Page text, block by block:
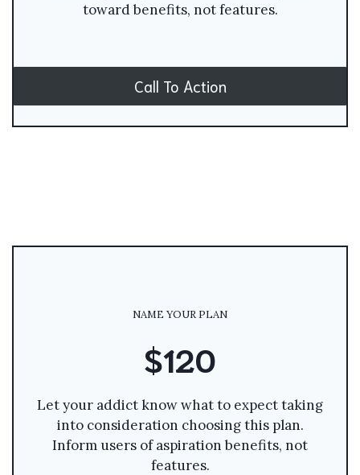
toward benefits, not features.
Call To Action
NAME YOUR PLAN
$120
Let your addict know what to expect taking
into consideration choosing this plan.
Inform users of aspiration benefits, not
features.